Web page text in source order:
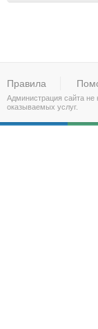
Правила
Администрация сайта не
оказываемых услуг.